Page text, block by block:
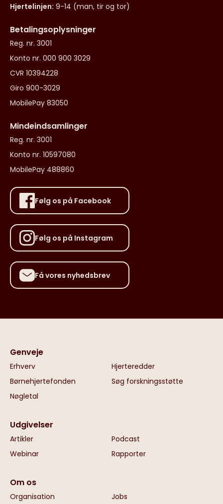
Hjertelinjen: 9-14 (man, tir og tor)
Betalingsoplysninger
Reg. nr. 3001
Konto nr. 000 900 3029
CVR 10394228
Giro 900-3029
MobilePay 83050
Mindeindsamlinger
Reg. nr. 3001
Konto nr. 10597080
MobilePay 488860
Følg os på Facebook
Følg os på Instagram
Få vores nyhedsbrev
Genveje
Erhverv
Hjerteredder
Børnehjertefonden
Søg forskningsstøtte
Nøgletal
Udgivelser
Artikler
Podcast
Webinar
Rapporter
Om os
Organisation Jobs